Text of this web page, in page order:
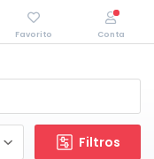
Filtros
Favorito Conta